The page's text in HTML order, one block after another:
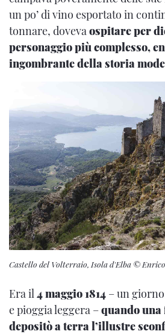
un po’ di vino esportato in
tonnare, dovevaospitare per
personaggio più complesso,
ingombrante della storia
Castello del Volterraio, Isola d'Elba ©
Era il 4 maggio 1814 – un
e pioggia leggera –quando
depositò a terra l’illustre